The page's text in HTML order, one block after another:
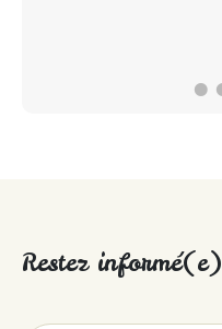
Restez informé(e)